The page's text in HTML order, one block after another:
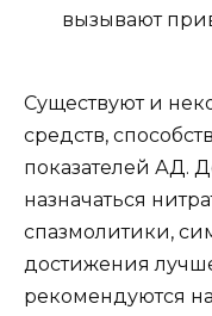
вызывают
Существуют и
средств,
показателей АД.
назначаться
спазмолитики,
достижения
рекомендуются